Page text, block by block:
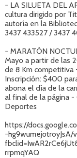
- LA SILUETA DEL
cultura dirigido por
autoría en la
3437 433527 / 3437
- MARATÓN
Mayo a partir de las
de 8 Km
Inscripción: $400
abona el día de la
al final de la página -
Deportes
https://
-hg9wumejotroyJsA/
rrpmqYAQ